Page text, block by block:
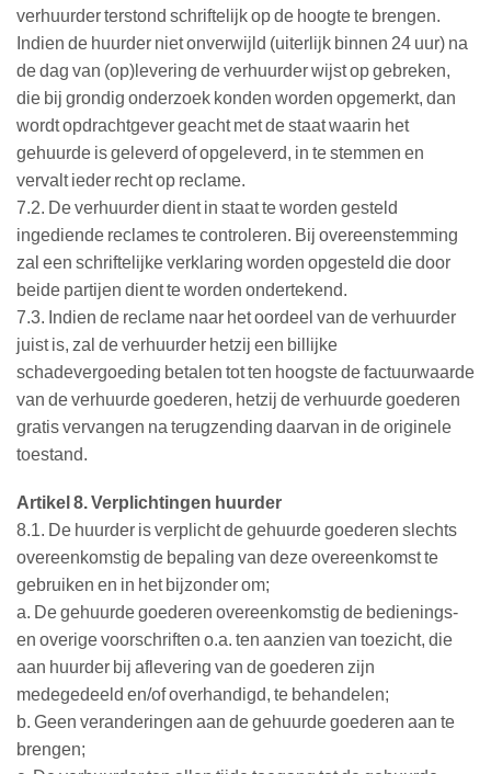
verhuurder terstond schriftelijk op de hoogte te brengen.
Indien de huurder niet onverwijld (uiterlijk binnen 24 uur) na
de dag van (op)levering de verhuurder wijst op gebreken,
die bij grondig onderzoek konden worden opgemerkt, dan
wordt opdrachtgever geacht met de staat waarin het
gehuurde is geleverd of opgeleverd, in te stemmen en
vervalt ieder recht op reclame.
7.2. De verhuurder dient in staat te worden gesteld
ingediende reclames te controleren. Bij overeenstemming
zal een schriftelijke verklaring worden opgesteld die door
beide partijen dient te worden ondertekend.
7.3. Indien de reclame naar het oordeel van de verhuurder
juist is, zal de verhuurder hetzij een billijke
schadevergoeding betalen tot ten hoogste de factuurwaarde
van de verhuurde goederen, hetzij de verhuurde goederen
gratis vervangen na terugzending daarvan in de originele
toestand.
Artikel 8. Verplichtingen huurder
8.1. De huurder is verplicht de gehuurde goederen slechts
overeenkomstig de bepaling van deze overeenkomst te
gebruiken en in het bijzonder om;
a. De gehuurde goederen overeenkomstig de bedienings-
en overige voorschriften o.a. ten aanzien van toezicht, die
aan huurder bij aflevering van de goederen zijn
medegedeeld en/of overhandigd, te behandelen;
b. Geen veranderingen aan de gehuurde goederen aan te
brengen;